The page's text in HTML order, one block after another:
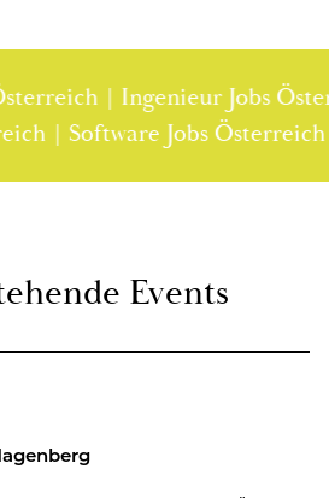
| Ingenieur Jobs
Events